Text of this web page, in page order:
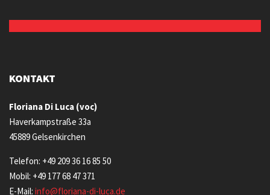
KONTAKT
Floriana Di Luca (voc)
Haverkampstraße 33a
45889 Gelsenkirchen
Telefon: +49 209 36 16 85 50
Mobil: +49 177 68 47 371
E-Mail: info@floriana-di-luca.de